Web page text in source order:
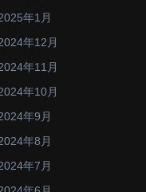
年1月
年12月
年11月
年10月
年9月
年8月
年7月